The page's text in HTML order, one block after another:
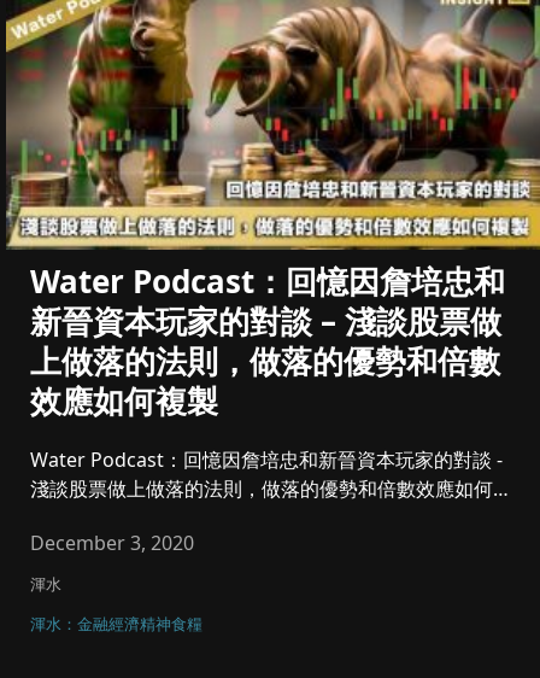
Water Podcast：回憶因詹培忠和
新晉資本玩家的對談 – 淺談股票做
上做落的法則，做落的優勢和倍數
效應如何複製
Water Podcast：回憶因詹培忠和新晉資本玩家的對談 -
淺談股票做上做落的法則，做落的優勢和倍數效應如何複
December 3, 2020
渾水
渾水：金融經濟精神食糧